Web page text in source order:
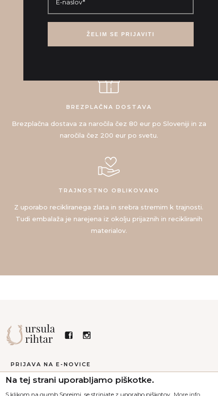
ROČNO IZDELANO V SLOVENIJI
BREZPLAČNA DOSTAVA
Brezplačna dostava za naročila čez 80 eur po Sloveniji in za
naročila čez 200 eur po svetu.
TRAJNOSTNO OBLIKOVANO
Z uporabo recikliranega zlata in srebra stremim k trajnosti.
Tudi embalaža je narejena iz okolju prijaznih in recikliranih
materialov.
PRIJAVA NA E-NOVICE
Na tej strani uporabljamo piškotke.
S klikom na gumb Sprejmi, se strinjate z uporabo piškotov. More info